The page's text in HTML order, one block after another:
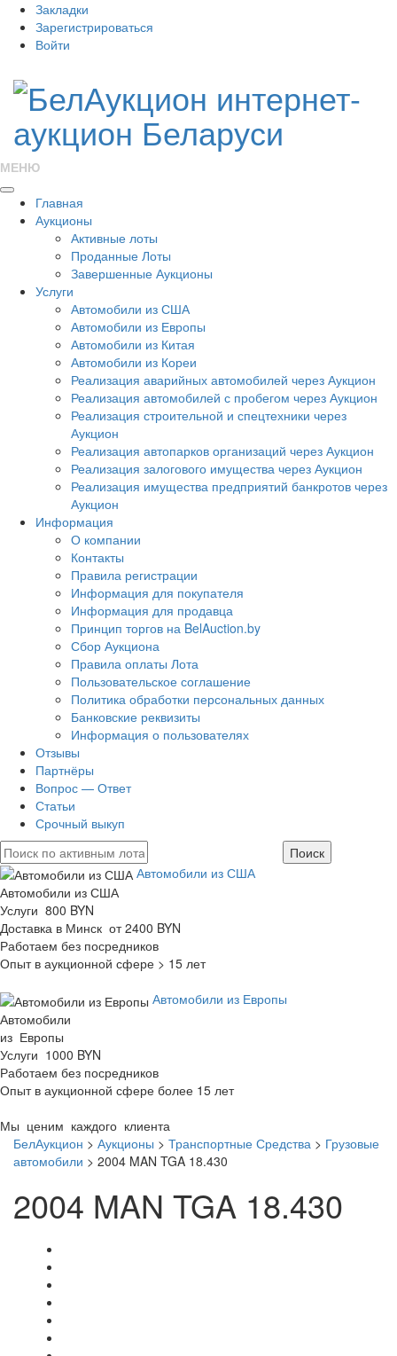
Закладки
Зарегистрироваться
Войти
МЕНЮ
Главная
Аукционы
Активные лоты
Проданные Лоты
Завершенные Аукционы
Услуги
Автомобили из США
Автомобили из Европы
Автомобили из Китая
Автомобили из Кореи
Реализация аварийных автомобилей через Аукцион
Реализация автомобилей с пробегом через Аукцион
Реализация строительной и спецтехники через
Аукцион
Реализация автопарков организаций через Аукцион
Реализация залогового имущества через Аукцион
Реализация имущества предприятий банкротов через
Аукцион
Информация
О компании
Контакты
Правила регистрации
Информация для покупателя
Информация для продавца
Принцип торгов на BelAuction.by
Сбор Аукциона
Правила оплаты Лота
Пользовательское соглашение
Политика обработки персональных данных
Банковские реквизиты
Информация о пользователях
Отзывы
Партнёры
Вопрос — Ответ
Статьи
Срочный выкуп
Автомобили из США
Автомобили из США
Услуги 800 BYN
Доставка в Минск от 2400 BYN
Работаем без посредников
Опыт в аукционной сфере > 15 лет
Автомобили из Европы
Автомобили
из Европы
Услуги 1000 BYN
Работаем без посредников
Опыт в аукционной сфере более 15 лет
Мы ценим каждого клиента
БелАукцион > Аукционы > Транспортные Средства > Грузовые
автомобили > 2004 MAN TGA 18.430
2004 MAN TGA 18.430